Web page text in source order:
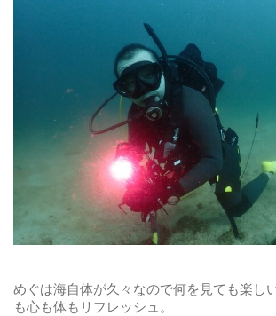
めぐは海自体が久々なので何を見ても楽し
も心も体もリフレッシュ。